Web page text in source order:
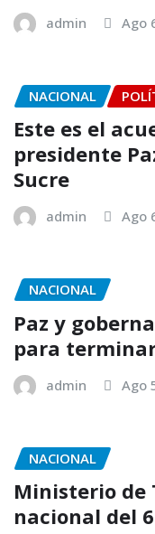
admin Ago
NACIONAL
Este es el
presidente
Sucre
admin Ago
NACIONAL
Paz y
para
admin Ago
NACIONAL
Ministerio
nacional del